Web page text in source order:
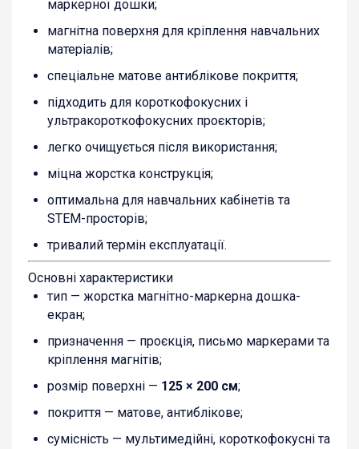
маркерної дошки;
магнітна поверхня для кріплення навчальних
матеріалів;
спеціальне матове антиблікове покриття;
підходить для короткофокусних і
ультракороткофокусних проєкторів;
легко очищується після використання;
міцна жорстка конструкція;
оптимальна для навчальних кабінетів та
STEM-просторів;
тривалий термін експлуатації.
Основні характеристики
тип — жорстка магнітно-маркерна дошка-
екран;
призначення — проєкція, письмо маркерами та
кріплення магнітів;
розмір поверхні — 125 × 200 см;
покриття — матове, антиблікове;
сумісність — мультимедійні, короткофокусні та